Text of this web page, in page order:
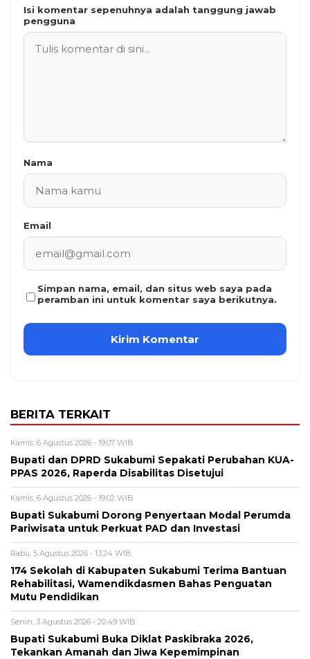
Isi komentar sepenuhnya adalah tanggung jawab
pengguna
Nama
Email
Simpan nama, email, dan situs web saya pada
peramban ini untuk komentar saya berikutnya.
BERITA TERKAIT
Kamis, 6 Agustus 2026 - 19:07 WIB
Bupati dan DPRD Sukabumi Sepakati Perubahan KUA-
PPAS 2026, Raperda Disabilitas Disetujui
Kamis, 6 Agustus 2026 - 19:02 WIB
Bupati Sukabumi Dorong Penyertaan Modal Perumda
Pariwisata untuk Perkuat PAD dan Investasi
Rabu, 5 Agustus 2026 - 13:24 WIB
174 Sekolah di Kabupaten Sukabumi Terima Bantuan
Rehabilitasi, Wamendikdasmen Bahas Penguatan
Mutu Pendidikan
Senin, 3 Agustus 2026 - 20:49 WIB
Bupati Sukabumi Buka Diklat Paskibraka 2026,
Tekankan Amanah dan Jiwa Kepemimpinan